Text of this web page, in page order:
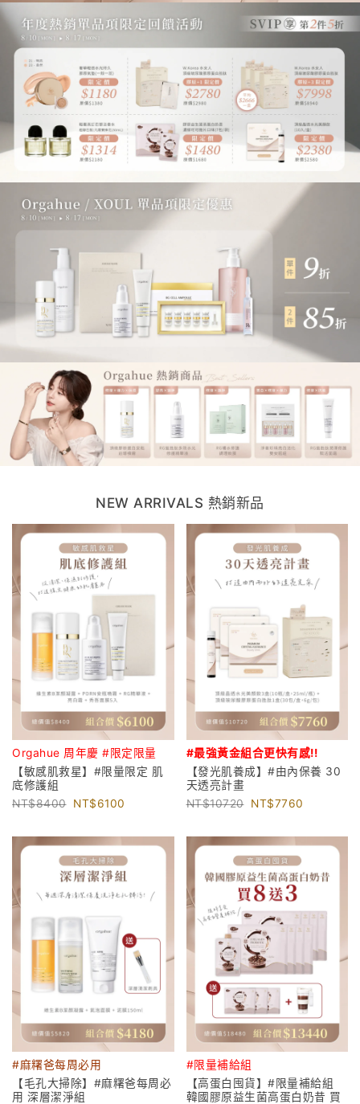
NEW ARRIVALS 熱銷新品
Orgahue 周年慶 #限定限量
【敏感肌救星】#限量限定 肌
底修護組
8400
6100
#最強黃金組合更快有感!!
【發光肌養成】#由內保養 30
天透亮計畫
10720
7760
#麻糬爸每周必用
【毛孔大掃除】#麻糬爸每周必
用 深層潔淨組
#限量補給組
【高蛋白囤貨】#限量補給組
韓國膠原益生菌高蛋白奶昔 買